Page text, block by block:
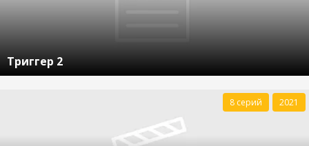
Триггер 2
8 серий 2021